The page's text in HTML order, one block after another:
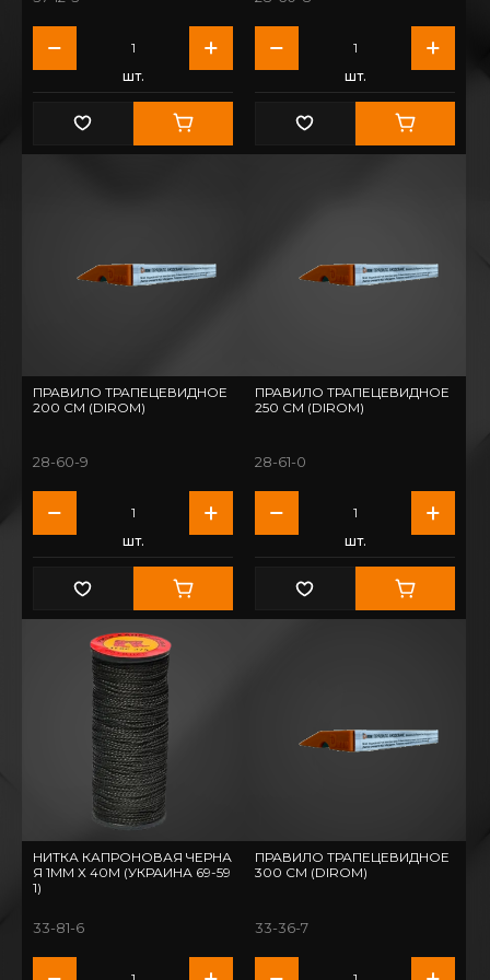
шт. шт.
ПРАВИЛО ТРАПЕЦЕВИДНОЕ
200 СМ (DIROM)
28-60-9
шт.
ПРАВИЛО ТРАПЕЦЕВИДНОЕ
250 СМ (DIROM)
28-61-0
шт.
НИТКА КАПРОНОВАЯ ЧЕРНА
Я 1ММ Х 40М (УКРАИНА 69-59
1)
33-81-6
ПРАВИЛО ТРАПЕЦЕВИДНОЕ
300 СМ (DIROM)
33-36-7